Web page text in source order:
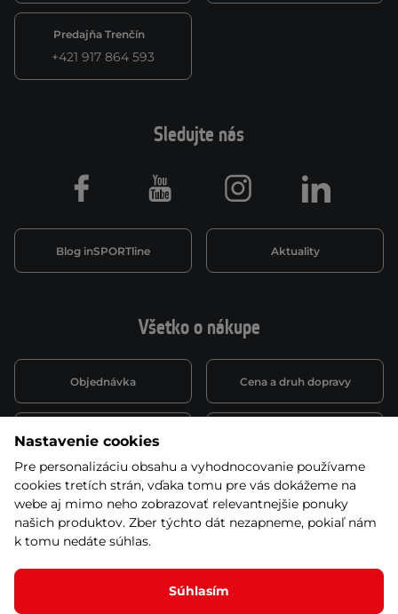
Predajňa Trenčín
+421 917 864 593
Všetko o nákupe
Objednávka Cena a druh dopravy
Spôsob platby
Montáž a servis Reklamácie a záruka
Kariéra
Sledujte nás
Blog inSPORTline Aktuality
Facebook Youtube Instagram LinkedIn
Nastavenie cookies
Pre personalizáciu obsahu a vyhodnocovanie používame
cookies tretích strán, vďaka tomu pre vás dokážeme na
webe aj mimo neho zobrazovať relevantnejšie ponuky
našich produktov. Zber týchto dát nezapneme, pokiaľ nám
k tomu nedáte súhlas.
Súhlasím